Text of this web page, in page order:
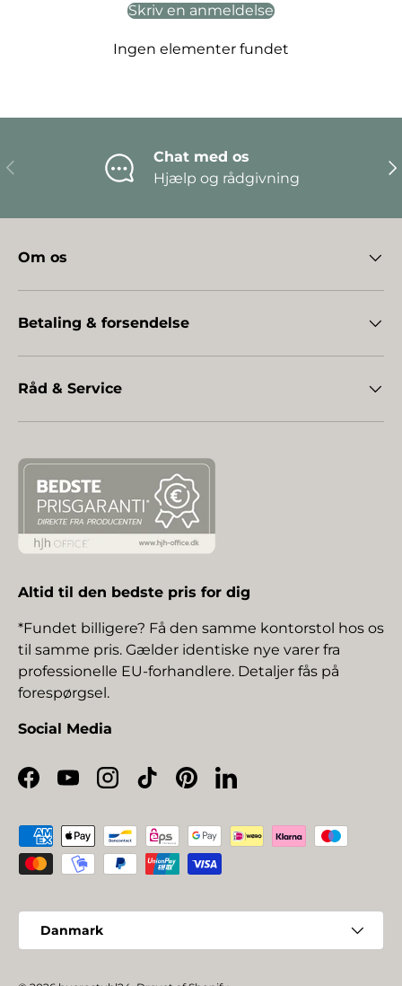
Skriv en anmeldelse
Ingen elementer fundet
Forrige
Chat med os
Hjælp og rådgivning
Om os
Betaling & forsendelse
Råd & Service
Altid til den bedste pris for dig
*Fundet billigere? Få den samme kontorstol hos os
til samme pris. Gælder identiske nye varer fra
professionelle EU-forhandlere. Detaljer fås på
forespørgsel.
Social Media
Facebook
YouTubeInstagram
TikTokPinterestLinkedIn
Betalingsmetoder
Danmark